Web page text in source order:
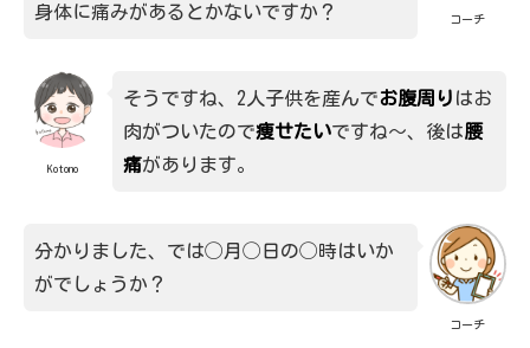
コーチ
身体に痛みがあるとかないですか？
Kotono
そうですね、2人子供を産んでお腹周り はお
肉がついたので痩せたいですね〜、後は腰
痛があります。
コーチ
分かりました、では◯月◯日の◯時はいか
がでしょうか？